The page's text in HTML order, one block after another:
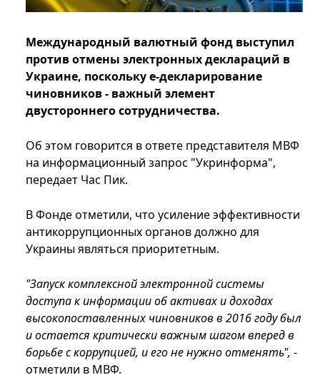
Международный валютный фонд выступил
против отмены электронных деклараций в
Украине, поскольку е-декларирование
чиновников - важный элемент
двустороннего сотрудничества.
Об этом говорится в ответе представителя МВФ
на информационный запрос "Укринформа",
передает Час Пик.
В Фонде отметили, что усиление эффективности
антикоррупционных органов должно для
Украины являться приоритетным.
"Запуск комплексной электронной системы
доступа к информации об активах и доходах
высокопоставленных чиновников в 2016 году был
и остается критически важным шагом вперед в
борьбе с коррупцией, и его не нужно отменять", -
отметили в МВФ.